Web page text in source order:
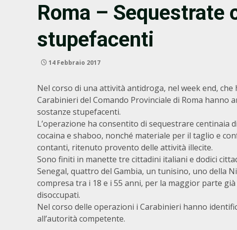
Roma – Sequestrate
stupefacenti
14 Febbraio 2017
Nel corso di una attività antidroga, nel week end,
Carabinieri del Comando Provinciale di Roma hanno
sostanze stupefacenti.
L’operazione ha consentito di sequestrare centinaia
cocaina e shaboo, nonché materiale per il taglio e
contanti, ritenuto provento delle attività illecite.
Sono finiti in manette tre cittadini italiani e dodici
Senegal, quattro del Gambia, un tunisino, uno della
compresa tra i 18 e i 55 anni, per la maggior parte
disoccupati.
Nel corso delle operazioni i Carabinieri hanno
all’autorità competente.